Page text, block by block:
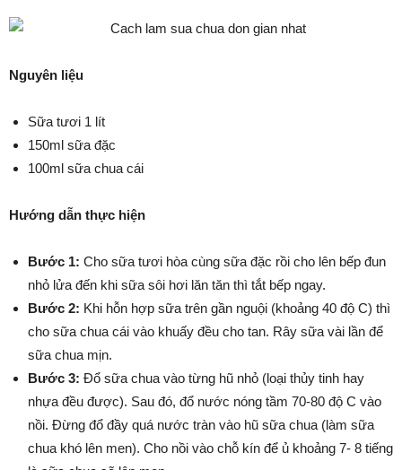
Nguyên liệu
Sữa tươi 1 lít
150ml sữa đặc
100ml sữa chua cái
Hướng dẫn thực hiện
Bước 1: Cho sữa tươi hòa cùng sữa đặc rồi cho lên bếp đun
nhỏ lửa đến khi sữa sôi hơi lăn tăn thì tắt bếp ngay.
Bước 2: Khi hỗn hợp sữa trên gần nguội (khoảng 40 độ C) thì
cho sữa chua cái vào khuấy đều cho tan. Rây sữa vài lần để
sữa chua mịn.
Bước 3: Đổ sữa chua vào từng hũ nhỏ (loại thủy tinh hay
nhựa đều được). Sau đó, đổ nước nóng tầm 70-80 độ C vào
nồi. Đừng đổ đầy quá nước tràn vào hũ sữa chua (làm sữa
chua khó lên men). Cho nồi vào chỗ kín để ủ khoảng 7- 8 tiếng